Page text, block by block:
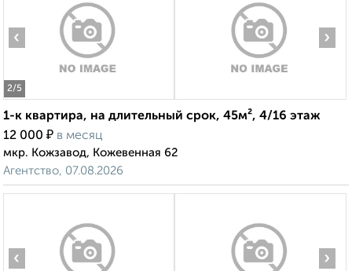
2/5
‹ ›
1-к квартира, на длительный срок, 45м², 4/16 этаж
12 000 ₽ в месяц
мкр. Кожзавод, Кожевенная 62
Агентство, 07.08.2026
‹ ›